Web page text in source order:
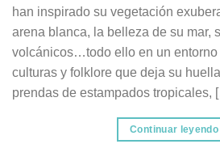
han inspirado su vegetación
arena blanca, la belleza de su mar,
volcánicos…todo ello en un entorno
culturas y folklore que deja su
prendas de estampados tropicales,
Continuar leyendo